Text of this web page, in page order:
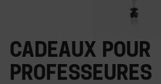
Cadeaux pour
professeures